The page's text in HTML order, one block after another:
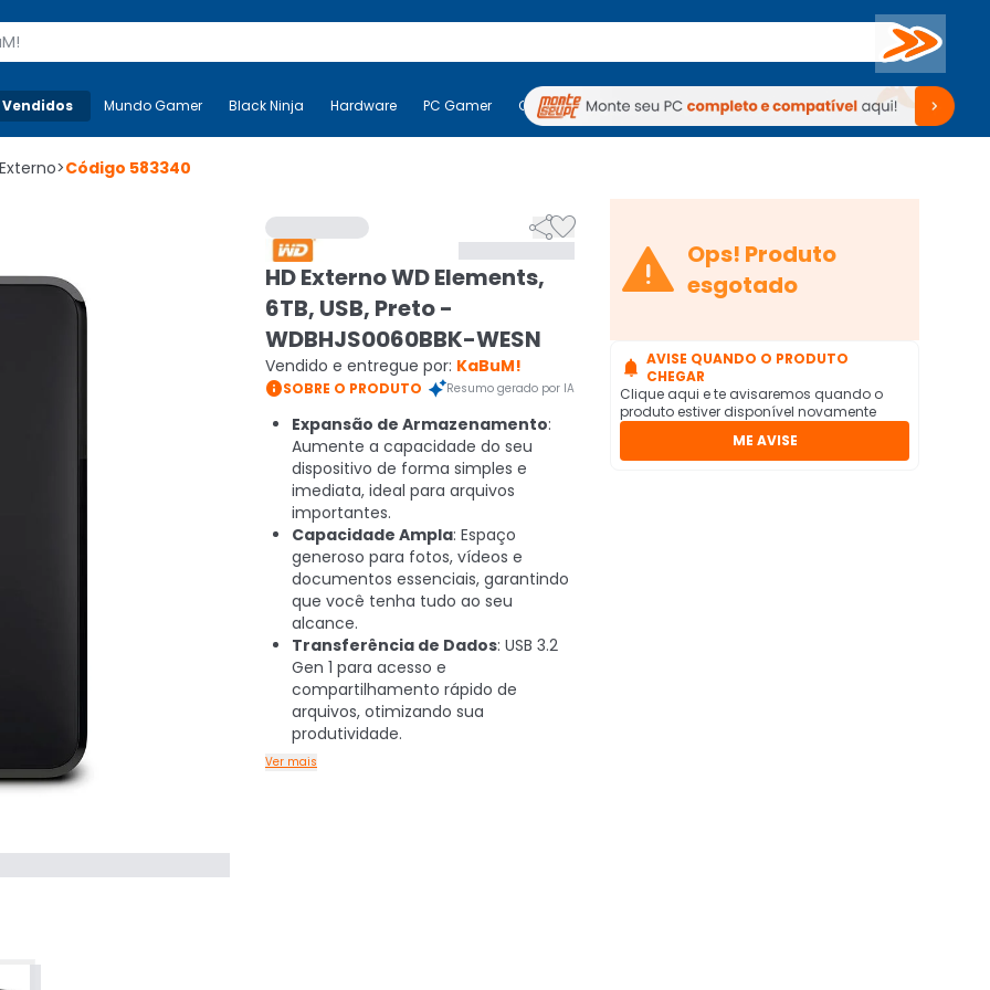
Buscar
Mais-v- Mundo Gamer Black Ninja Hardware PC Gamer Computadores Periféricos TV Venda no KaBuM!
Mundo Gamer Black Ninja Hardware PC Gamer Computadores Periféricos TV Venda no KaBuM!
Externo>Código 583340

HD Externo WD Elements,
6TB, USB, Preto -
WDBHJS0060BBK-WESN
Vendido e entregue por: KaBuM!
SOBRE O PRODUTO Resumo gerado por IA
Expansão de Armazenamento:
Aumente a capacidade do seu
dispositivo de forma simples e
imediata, ideal para arquivos
importantes.
Capacidade Ampla: Espaço
generoso para fotos, vídeos e
documentos essenciais, garantindo
que você tenha tudo ao seu
alcance.
Transferência de Dados: USB 3.2
Gen 1 para acesso e
compartilhamento rápido de
arquivos, otimizando sua
produtividade.
Ver mais
 Ops! Produto
esgotado
 AVISE QUANDO O PRODUTO
CHEGAR
Clique aqui e te avisaremos quando o
produto estiver disponível novamente
ME AVISE